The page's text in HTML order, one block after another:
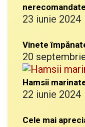
23 iunie 2024
Vinete
20
Hamsii
22 iunie 2024
Cele mai